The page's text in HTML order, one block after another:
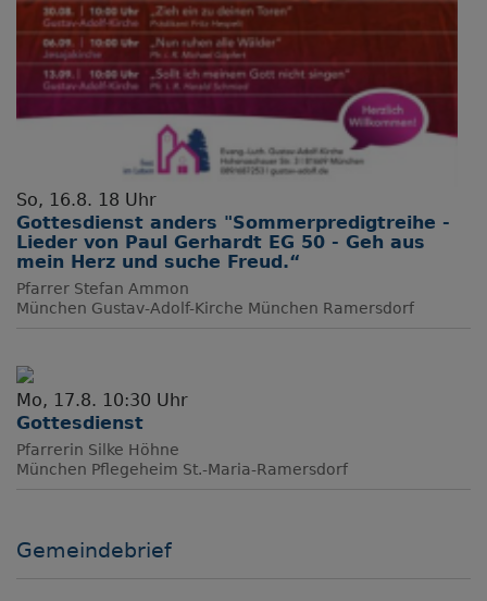
So, 16.8. 18 Uhr
Gottesdienst anders "Sommerpredigtreihe -
Lieder von Paul Gerhardt EG 50 - Geh aus
mein Herz und suche Freud.“
Pfarrer Stefan Ammon
München Gustav-Adolf-Kirche München Ramersdorf
Mo, 17.8. 10:30 Uhr
Gottesdienst
Pfarrerin Silke Höhne
München Pflegeheim St.-Maria-Ramersdorf
Gemeindebrief